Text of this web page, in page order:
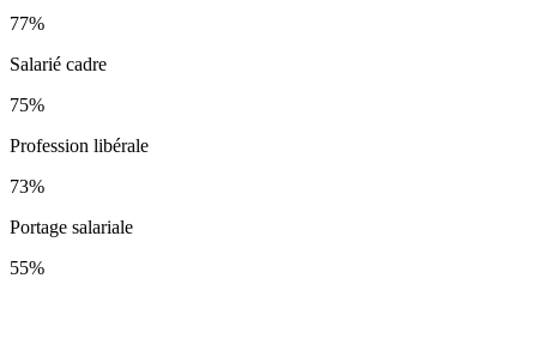
77%
Salarié cadre
75%
Profession libérale
73%
Portage salariale
55%